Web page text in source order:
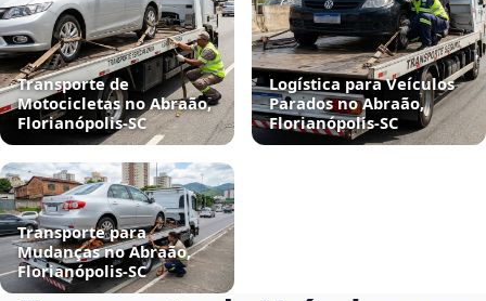
Transporte de
Motocicletas no Abraão,
Florianópolis‑SC
Logística para Veículos
Parados no Abraão,
Florianópolis‑SC
Transporte para
Mudanças no Abraão,
Florianópolis‑SC